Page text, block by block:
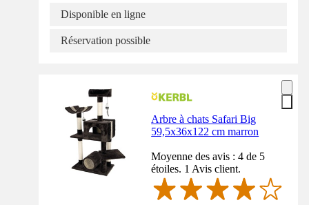
Disponible en ligne
Réservation possible
Arbre à chats Safari Big
59,5x36x122 cm marron
Moyenne des avis : 4 de 5
étoiles. 1 Avis client.